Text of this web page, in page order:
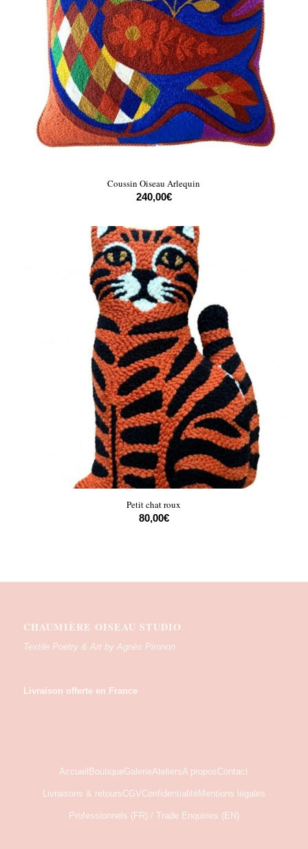
Coussin Oiseau Arlequin
240,00€
Petit chat roux
80,00€
CHAUMIÈRE OISEAU STUDIO
Textile Poetry & Art by Agnès Pironon
Livraison offerte en France
Accueil BoutiqueGalerieAteliersA proposContact
Livraisons & retoursCGVConfidentialité Mentions légales
Professionnels (FR) / Trade Enquiries (EN)